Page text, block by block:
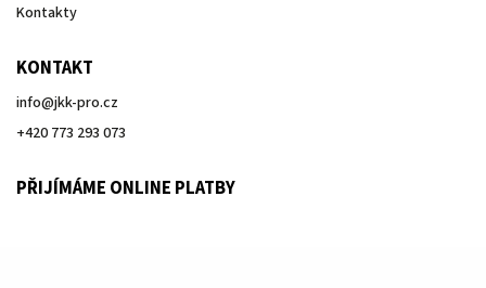
Kontakty
KONTAKT
info@jkk-pro.cz
+420 773 293 073
PŘIJÍMÁME ONLINE PLATBY